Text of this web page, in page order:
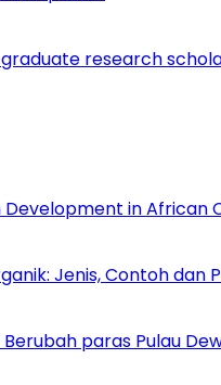
research
in African
Jenis, Contoh dan
Berubah paras Pulau